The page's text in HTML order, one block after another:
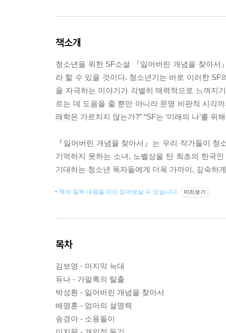
책소개
청소년을 위한 SF소설 『잃어버린 개념을 찾아서
라 할 수 있을 것이다. 청소년기는 바로 이러한
을 자극하는 이야기가 각별히 매력적으로 느껴지
르는 데 도움을 줄 뿐만 아니라 문명 비판적 시각
래학은 가르치지 않는가?” “SF는 ‘미래의 나’를 위
『잃어버린 개념을 찾아서』는 우리 작가들이
기억하지 못하는 소녀, 노벨상을 탄 최초의 한국
기대하는 청소년 독자들에게 더욱 가까이, 깊숙하
책의 일부 내용을 미리 읽어보실 수 있습니다. 미리보기
목차
김보영 - 마지막 늑대
듀나 - 가말록의 탈출
박성환 - 잃어버린 개념을 찾아서
배명훈 - 엄마의 설명력
송경아 - 소용돌이